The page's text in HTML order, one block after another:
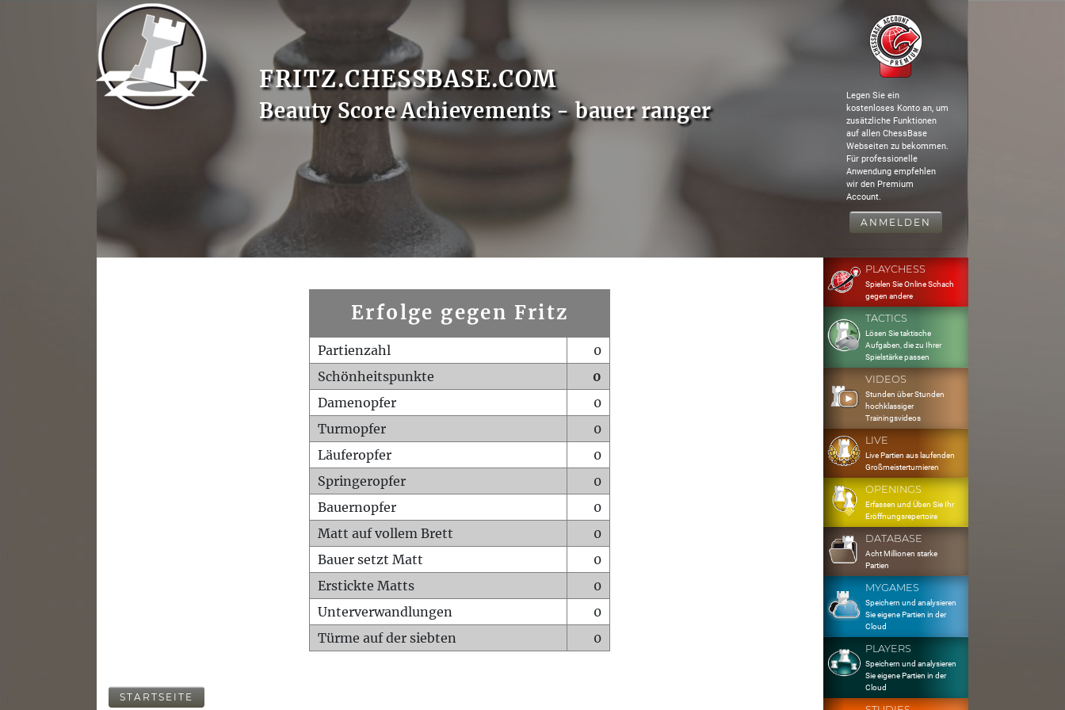
FRITZ.CHESSBASE.COM
Beauty Score Achievements - bauer ranger
Legen Sie ein
kostenloses Konto an, um
zusätzliche Funktionen
auf allen ChessBase
Webseiten zu bekommen.
Für professionelle
Anwendung empfehlen
wir den Premium
Account.
ANMELDEN
Erfolge gegen Fritz
Partienzahl
0
Schönheitspunkte
0
Damenopfer
0
Turmopfer
0
Läuferopfer
0
Springeropfer
0
Bauernopfer
0
Matt auf vollem Brett
0
Bauer setzt Matt
0
Erstickte Matts
0
Unterverwandlungen
0
Türme auf der siebten
0
STARTSEITE
PLAYCHESS
Spielen Sie Online Schach
gegen andere
TACTICS
Lösen Sie taktische
Aufgaben, die zu Ihrer
Spielstärke passen
VIDEOS
Stunden über Stunden
hochklassiger
Trainingsvideos
LIVE
Live Partien aus laufenden
Großmeisterturnieren
OPENINGS
Erfassen und Üben Sie Ihr
Eröffnungsrepertoire
DATABASE
Acht Millionen starke
Partien
MYGAMES
Speichern und analysieren
Sie eigene Partien in der
Cloud
PLAYERS
Speichern und analysieren
Sie eigene Partien in der
Cloud